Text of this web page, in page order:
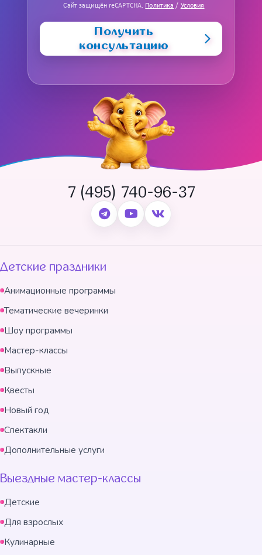
Сайт защищён reCAPTCHA. Политика / Условия
Получить
консультацию
7 (495) 740-96-37
Детские праздники
Анимационные программы
Тематические вечеринки
Шоу программы
Мастер-классы
Выпускные
Квесты
Новый год
Спектакли
Дополнительные услуги
Выездные мастер-классы
Детские
Для взрослых
Кулинарные